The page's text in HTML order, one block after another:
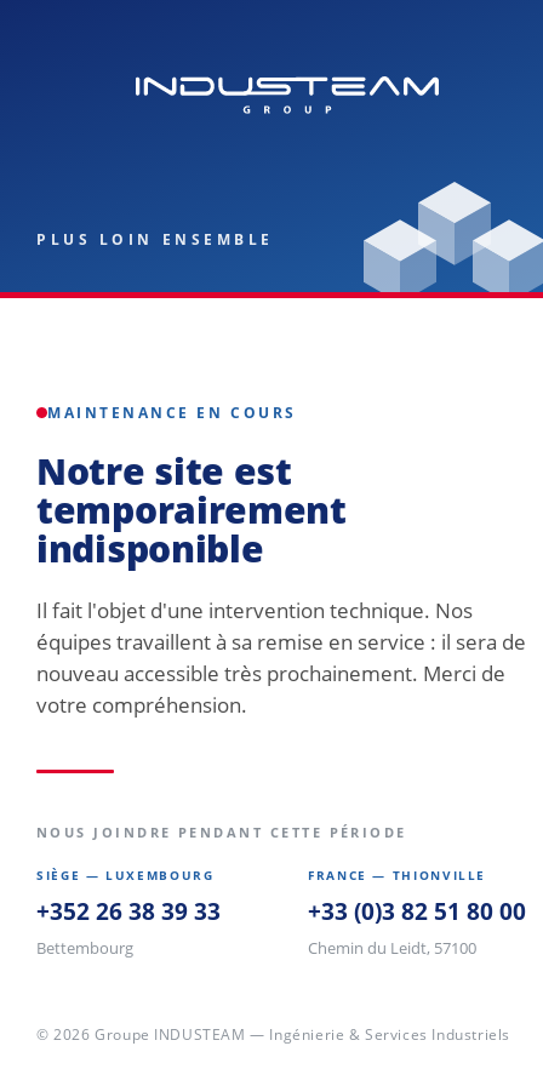
PLUS LOIN ENSEMBLE
MAINTENANCE EN COURS
Notre site est
temporairement
indisponible
Il fait l'objet d'une intervention technique. Nos
équipes travaillent à sa remise en service : il sera de
nouveau accessible très prochainement. Merci de
votre compréhension.
NOUS JOINDRE PENDANT CETTE PÉRIODE
SIÈGE — LUXEMBOURG
+352 26 38 39 33
Bettembourg
FRANCE — THIONVILLE
+33 (0)3 82 51 80 00
Chemin du Leidt, 57100
© 2026 Groupe INDUSTEAM — Ingénierie & Services Industriels